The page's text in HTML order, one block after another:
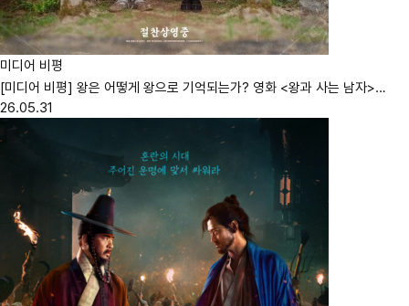
미디어 비평
[미디어 비평] 왕은 어떻게 왕으로 기억되는가? 영화 <왕과 사는 남자>…
26.05.31